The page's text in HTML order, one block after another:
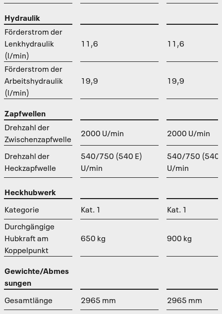
Hydraulik
Förderstrom der
Lenkhydraulik
(l/min)
11,6 11,6
Förderstrom der
Arbeitshydraulik
(l/min)
19,9 19,9
Zapfwellen
Drehzahl der
Zwischenzapfwelle
2000 U/min 2000 U/min
Drehzahl der
Heckzapfwelle
540/750 (540 E)
U/min
540/750 (540
U/min
Heckhubwerk
Kategorie Kat. 1
Kat. 1
Durchgängige
Hubkraft am
Koppelpunkt
650 kg 900 kg
Gewichte/Abmes
sungen
Gesamtlänge 2965 mm 2965 mm